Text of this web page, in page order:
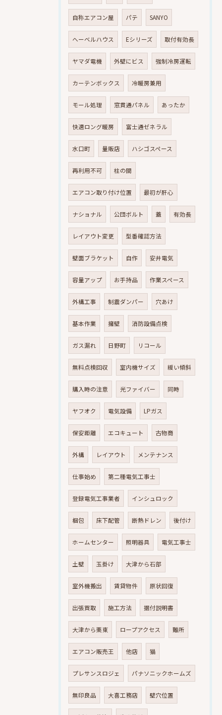
自称エアコン屋 パテ SANYO
へーベルハウス Eシリーズ 取付有効長
ヤマダ電機 外壁にビス 強制冷房運転
カーテンボックス 冷暖房兼用
モール処理 窓貫通パネル あったか
快適ロング暖房 富士通ゼネラル
水口町 量販店 ハシゴスペース
再利用不可 柱の間
エアコン取り付け位置 最初が肝心
ナショナル 公団ボルト 蓋 有効長
レイアウト変更 型番確認方法
壁面ブラケット 自作 安井電気
容量アップ お手持品 作業スペース
外構工事 制震ダンパー 穴あけ
基本作業 擁壁 消防設備点検
ガス漏れ 日野町 リコール
無料点検回収 室内機サイズ 緩い傾斜
購入時の注意 光ファイバー 同時
ヤフオク 電気設備 LPガス
保安距離 エコキュート 古物商
外構 レイアウト メンテナンス
仕事始め 第二種電気工事士
登録電気工事業者 インシュロック
梱包 床下配管 断熱ドレン 後付け
ホームセンター 照明器具 電気工事士
土壁 玉掛け 大津から石部
室外機搬出 賃貸物件 原状回復
出張買取 施工方法 据付説明書
大津から栗東 ロープアクセス 難所
エアコン販売王 他店 猫
プレサンスロジェ パナソニックホームズ
無印良品 大喜工務店 壁穴位置